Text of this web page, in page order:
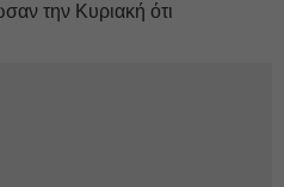
την Κυριακή ότι